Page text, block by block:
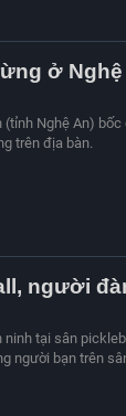
ở Nghệ
(tỉnh Nghệ An)
trên địa bàn.
người
tại sân
người bạn trên